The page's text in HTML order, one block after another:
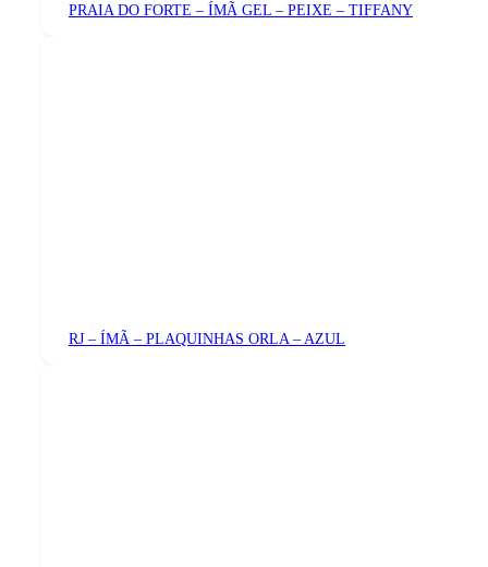
PRAIA DO FORTE – ÍMÃ GEL – PEIXE – TIFFANY
RJ – ÍMÃ – PLAQUINHAS ORLA – AZUL